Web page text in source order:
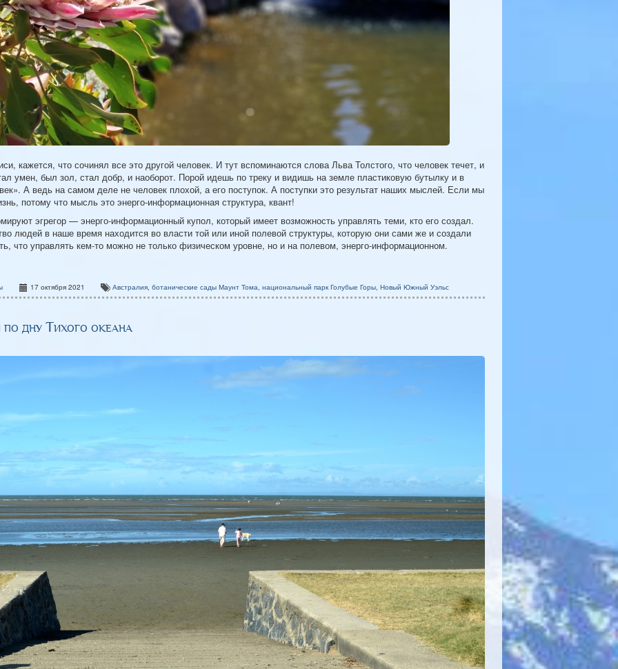
кажется, что сочинял все это другой человек. И тут вспоминаются слова Льва Толстого, что человек течет, и
умен, был зол, стал добр, и наоборот. Порой идешь по треку и видишь на земле пластиковую бутылку и в
А ведь на самом деле не человек плохой, а его поступок. А поступки это результат наших мыслей. Если мы
потому что мысль это энерго-информационная структура, квант!
эгрегор — энерго-информационный купол, который имеет возможность управлять теми, кто его создал.
людей в наше время находится во власти той или иной полевой структуры, которую они сами же и создали
что управлять кем-то можно не только физическом уровне, но и на полевом, энерго-информационном.
17 октября 2021 Австралия, ботанические сады Маунт Тома, национальный парк Голубые Горы, Новый Южный Уэльс
дну Тихого океана